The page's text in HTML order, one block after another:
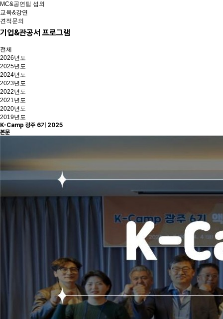
MC&공연팀 섭외
교육&강연
견적문의
기업&관공서 프로그램
전체
2026년도
2025년도
2024년도
2023년도
2022년도
2021년도
2020년도
2019년도
K-Camp 광주 6기 2025
본문